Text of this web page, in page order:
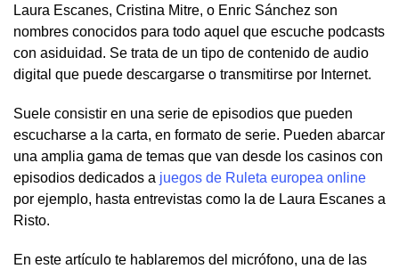
Laura Escanes, Cristina Mitre, o Enric Sánchez son
nombres conocidos para todo aquel que escuche podcasts
con asiduidad. Se trata de un tipo de contenido de audio
digital que puede descargarse o transmitirse por Internet.
Suele consistir en una serie de episodios que pueden
escucharse a la carta, en formato de serie. Pueden abarcar
una amplia gama de temas que van desde los casinos con
episodios dedicados a juegos de Ruleta europea online
por ejemplo, hasta entrevistas como la de Laura Escanes a
Risto.
En este artículo te hablaremos del micrófono, una de las